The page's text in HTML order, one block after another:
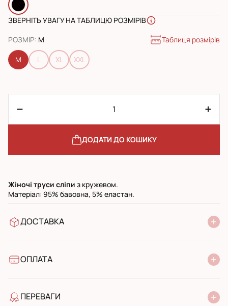
ЗВЕРНІТЬ УВАГУ НА ТАБЛИЦЮ РОЗМІРІВ
РОЗМІР: M Таблиця розмірів
M L XL XXL
ДОДАТИ ДО КОШИКУ
Жіночі труси сліпи з кружевом.
Матеріал: 95% бавовна, 5% еластан.
ДОСТАВКА
УкрПошта стандарт
ОПЛАТА
Банківський переказ
ПЕРЕВАГИ